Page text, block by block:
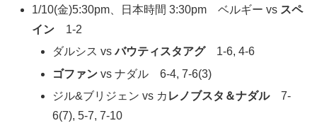
1/10(金)5:30pm、日本時間 3:30pm ベルギー vs スペ
イン 1-2
ダルシス vsバウティスタアグ1-6, 4-6
ゴファン vs ナダル 6-4, 7-6(3)
ジル&ブリジェン vs カ レノブスタ＆ナダル7-
6(7), 5-7, 7-10